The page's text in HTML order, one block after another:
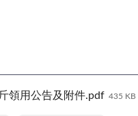
領用公告及附件.pdf 435 KB